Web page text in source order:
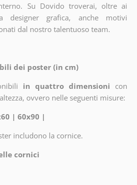
Su Dovido troverai, oltre ai
designer grafica, anche motivi
dal nostro talentuoso team.
dei poster (in cm)
in quattro dimensioni con
ovvero nelle seguenti misure:
| 60x90 |
includono la cornice.
cornici